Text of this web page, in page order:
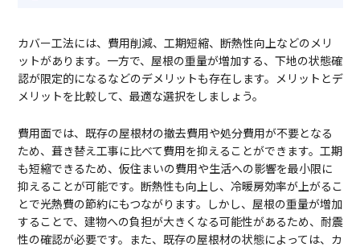
カバー工法には、費用削減、工期短縮、断熱性向上などのメリ
ットがあります。一方で、屋根の重量が増加する、下地の状態確
認が限定的になるなどのデメリットも存在します。メリットとデ
メリットを比較して、最適な選択をしましょう。
費用面では、既存の屋根材の撤去費用や処分費用が不要となる
ため、葺き替え工事に比べて費用を抑えることができます。工期
も短縮できるため、仮住まいの費用や生活への影響を最小限に
抑えることが可能です。断熱性も向上し、冷暖房効率が上がるこ
とで光熱費の節約にもつながります。しかし、屋根の重量が増加
することで、建物への負担が大きくなる可能性があるため、耐震
性の確認が必要です。また、既存の屋根材の状態によっては、カ